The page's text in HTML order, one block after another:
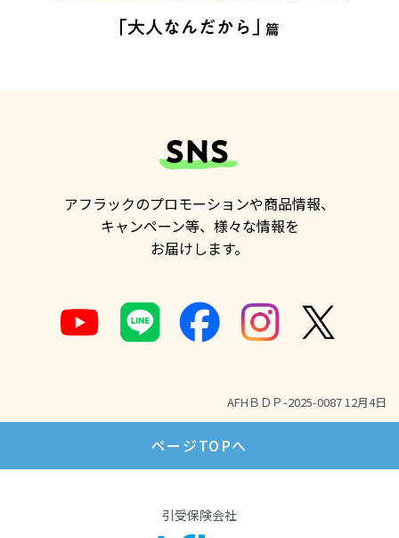
アフラックのプロモーションや商品情報、
キャンペーン等、様々な情報を
お届けします。
AFHＢＤＰ-2025-0087 12月4日
ページTOPへ
引受保険会社